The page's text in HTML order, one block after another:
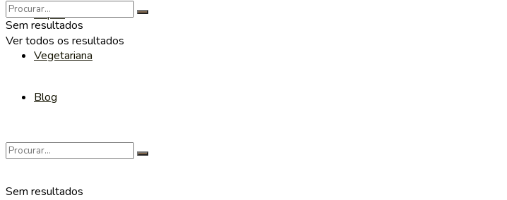
Sopas
Vegetariana
Blog
Sem resultados
Sem resultados
Ver todos os resultados